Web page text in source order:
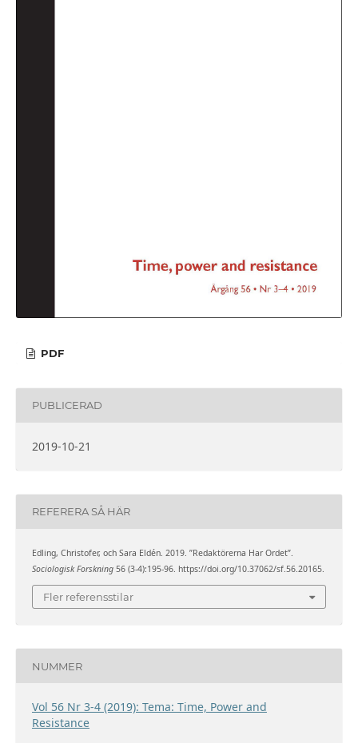
PDF
PUBLICERAD
2019-10-21
REFERERA SÅ HÄR
Edling, Christofer, och Sara Eldén. 2019. ”Redaktörerna Har Ordet”.
Sociologisk Forskning56 (3-4):195-96. https://doi.org/10.37062/sf.56.20165.
Fler referensstilar
NUMMER
Vol 56 Nr 3-4 (2019): Tema: Time, Power and
Resistance